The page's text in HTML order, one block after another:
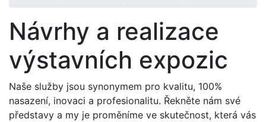
Návrhy a realizace
výstavních expozic
Naše služby jsou synonymem pro kvalitu, 100%
nasazení, inovaci a profesionalitu. Řekněte nám své
představy a my je proměníme ve skutečnost, která vás